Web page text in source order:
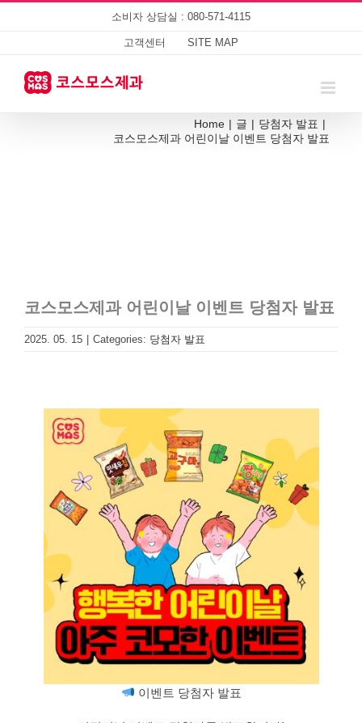
소비자 상담실 : 080-571-4115
고객센터 SITE MAP
Home | 글 | 당첨자 발표 |
코스모스제과 어린이날 이벤트 당첨자 발표
코스모스제과 어린이날 이벤트 당첨자 발표
2025. 05. 15 | Categories: 당첨자 발표
이벤트 당첨자 발표